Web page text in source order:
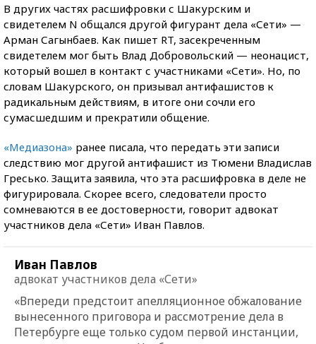
В других частях расшифровки с Шакурским и
свидетелем N общался другой фигурант дела «Сети» —
Арман Сагынбаев. Как пишет RT, засекреченным
свидетелем мог быть Влад Добровольский — неонацист,
который вошел в контакт с участниками «Сети». Но, по
словам Шакурского, он призывал антифашистов к
радикальным действиям, в итоге они сочли его
сумасшедшим и прекратили общение.
«Медиазона» ранее писала, что передать эти записи
следствию мог другой антифашист из Тюмени Владислав
Гресько. Защита заявила, что эта расшифровка в деле не
фигурировала. Скорее всего, следователи просто
сомневаются в ее достоверности, говорит адвокат
участников дела «Сети» Иван Павлов.
Иван Павлов
адвокат участников дела «Сети»
«Впереди предстоит апелляционное обжалование
вынесенного приговора и рассмотрение дела в
Петербурге еще только судом первой инстанции,